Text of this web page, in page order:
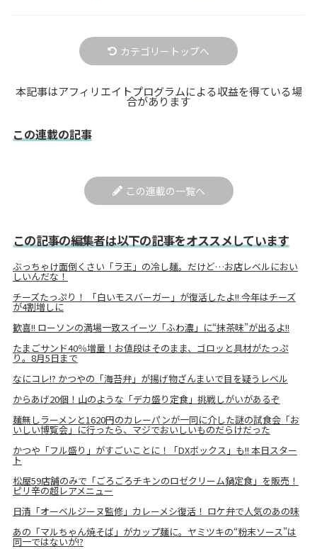
カテゴリートップへ
本記事はアフィリエイトプログラムによる収益を得ている場
合があります
この連載の記事
この連載の一覧へ
この記事の編集者は以下の記事をオススメしています
ぶっちゃけ面倒くさい「ラ王」の冷し麺。だけど…お店レベルにおい
しいんだな！
チーズたっぷり！ 「白いモスバーガー」が復活したよ!! 今年はチーズ
が4割増しに
歓喜!! ローソンの満場一致スイーツ「ふわ濃」に“抹茶味”が出るよ!!
たまごサンド40％増量！お値段はそのまま、ゴロッと具材がたっぷ
り。8月5日まで
なにコレ!? かつやの「海苔弁」が揚げ物ざんまいで目を疑うレベル
からあげ20個！山のような「デカ盛り定食」挑戦しがいがあるぞ
麺無しラーメンと1620円のカレーパンが一同に介した謎の試食会「お
いしい博覧会」に行ったら、マジでおいしいものだらけだった
かつや「フル盛り」がすごいことに！「DXボックス」も!! 本日スター
ト
松屋59店舗のみで「ごろごろチキンのロゼクリーム鍋定食」を販売！
ピリ辛の超レアメニュー
日清「オーベルジーヌ監修」カレーメシ復活！ ロケ弁で人気のあの味
あの「マルちゃん焼そば」がカップ麺に。ヤミツキの“粉末ソース”は
同一ではないが!?